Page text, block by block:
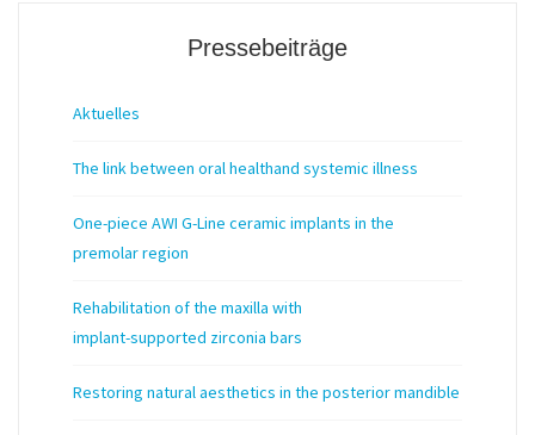
Pressebeiträge
Aktuelles
The link between oral healthand systemic illness
One-piece AWI G-Line ceramic implants in the
premolar region
Rehabilitation of the maxilla with
implant-supported zirconia bars
Restoring natural aesthetics in the posterior mandible